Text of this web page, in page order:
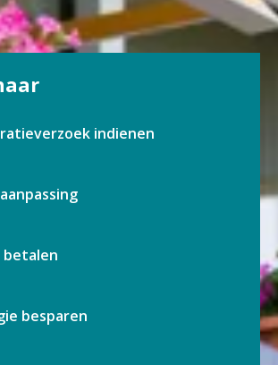
indienen
betalen
besparen